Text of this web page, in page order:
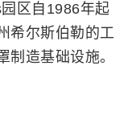
区自1986年起
希尔斯伯勒的工
制造基础设施。